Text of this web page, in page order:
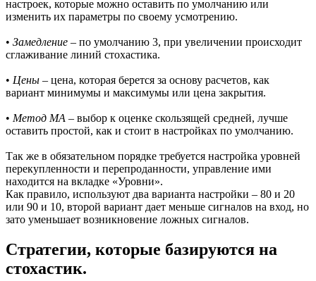
настроек, которые можно оставить по умолчанию или
изменить их параметры по своему усмотрению.
• Замедление – по умолчанию 3, при увеличении происходит
сглаживание линий стохастика.
• Цены – цена, которая берется за основу расчетов, как
вариант минимумы и максимумы или цена закрытия.
• Метод МА – выбор к оценке скользящей средней, лучше
оставить простой, как и стоит в настройках по умолчанию.
Так же в обязательном порядке требуется настройка уровней
перекупленности и перепроданности, управление ими
находится на вкладке «Уровни».
Как правило, используют два варианта настройки – 80 и 20
или 90 и 10, второй вариант дает меньше сигналов на вход, но
зато уменьшает возникновение ложных сигналов.
Стратегии, которые базируются на
стохастик.